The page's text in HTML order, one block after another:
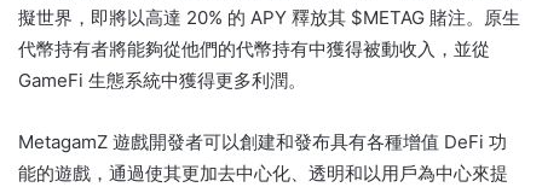
擬世界，即將以高達 20% 的 APY 釋放其 $METAG 賭注。 原生
代幣持有者將能夠從他們的代幣持有中獲得被動收入，並從
GameFi 生態系統中獲得更多利潤。
MetagamZ 遊戲開發者可以創建和發布具有各種增值 DeFi 功
能的遊戲，通過使其更加去中心化、透明和以用戶為中心來提